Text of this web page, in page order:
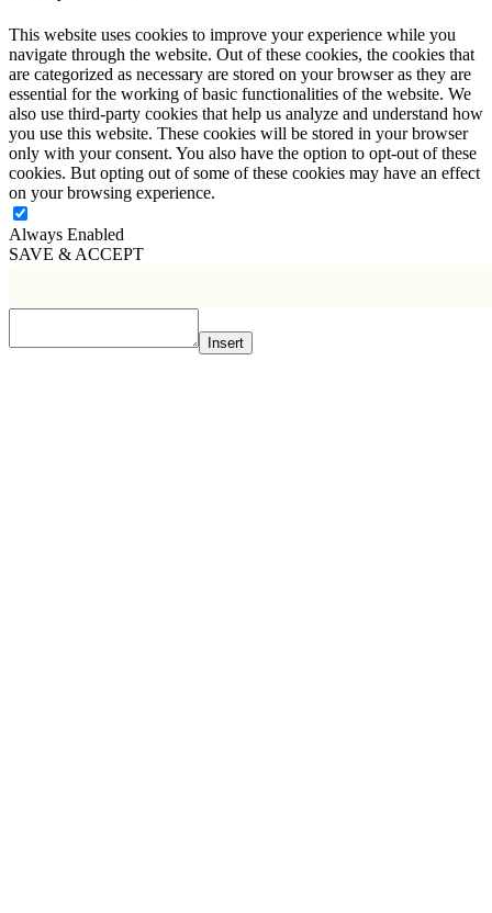
This website uses cookies to improve your experience while you
navigate through the website. Out of these cookies, the cookies that
are categorized as necessary are stored on your browser as they are
essential for the working of basic functionalities of the website. We
also use third-party cookies that help us analyze and understand how
you use this website. These cookies will be stored in your browser
only with your consent. You also have the option to opt-out of these
cookies. But opting out of some of these cookies may have an effect
on your browsing experience.
Always Enabled
SAVE & ACCEPT
Insert